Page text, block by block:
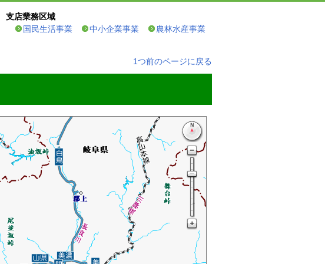
支店業務区域
国民生活事業
中小企業事業 農林水産事業
1つ前のページに戻る